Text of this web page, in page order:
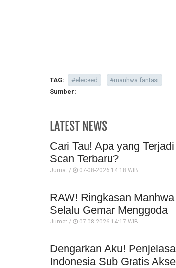
TAG:
#eleceed
#manhwa fantasi
Sumber:
LATEST NEWS
Cari Tau! Apa yang
Scan Terbaru?
Jumat / 07-08-2026,14:18 WIB
RAW! Ringkasan
Selalu Gemar Menggoda
Jumat / 07-08-2026,14:17 WIB
Dengarkan Aku!
Indonesia Sub Gratis